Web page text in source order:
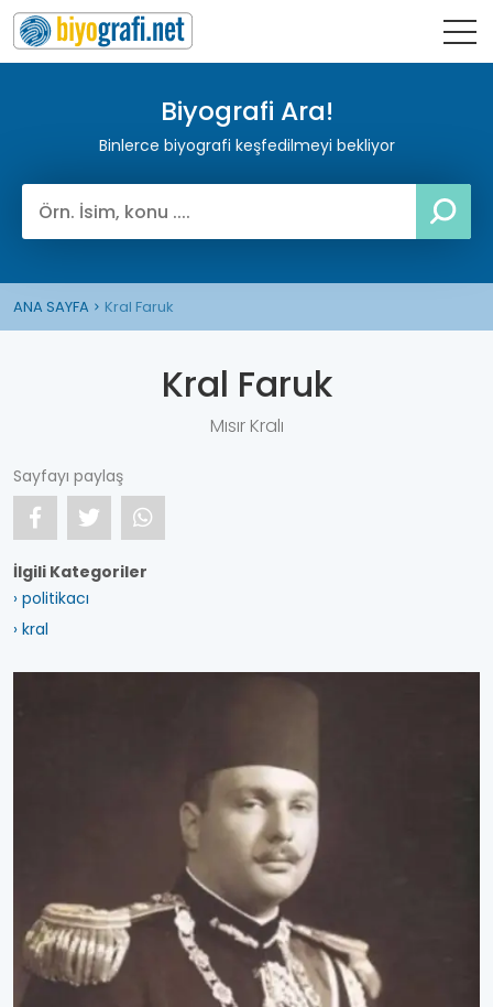
Biyografi Ara!
Binlerce biyografi keşfedilmeyi bekliyor
ANA SAYFA Kral Faruk
Kral Faruk
Mısır Kralı
Sayfayı paylaş
İlgili Kategoriler
› politikacı
› kral